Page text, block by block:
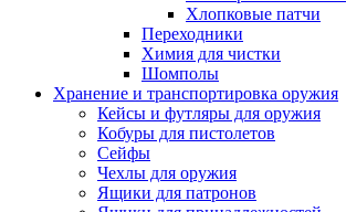
Хлопковые патчи
Переходники
Химия для чистки
Шомполы
Хранение и транспортировка оружия
Кейсы и футляры для оружия
Кобуры для пистолетов
Сейфы
Чехлы для оружия
Ящики для патронов